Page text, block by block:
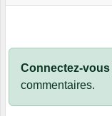
Connectez-vous
commentaires.